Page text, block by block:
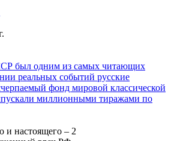
был одним из самых читающих
реальных событий русские
фонд мировой классической
миллионными тиражами по
и настоящего – 2